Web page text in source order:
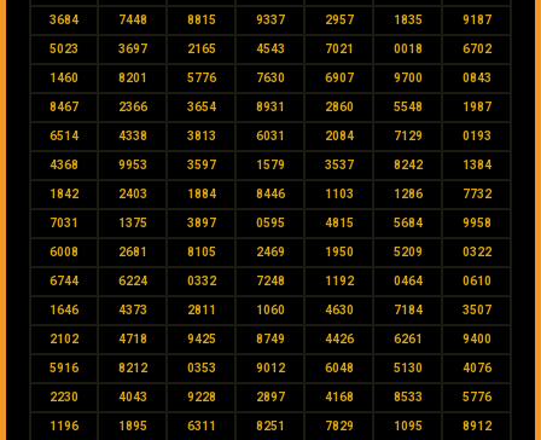
3684 7448 8815 9337 2957 1835 9187
5023 3697 2165 4543 7021 0018 6702
1460 8201 5776 7630 6907 9700 0843
8467 2366 3654 8931 2860 5548 1987
6514 4338 3813 6031 2084 7129 0193
4368 9953 3597 1579 3537 8242 1384
1842 2403 1884 8446 1103 1286 7732
7031 1375 3897 0595 4815 5684 9958
6008 2681 8105 2469 1950 5209 0322
6744 6224 0332 7248 1192 0464 0610
1646 4373 2811 1060 4630 7184 3507
2102 4718 9425 8749 4426 6261 9400
5916 8212 0353 9012 6048 5130 4076
2230 4043 9228 2897 4168 8533 5776
1196 1895 6311 8251 7829 1095 8912